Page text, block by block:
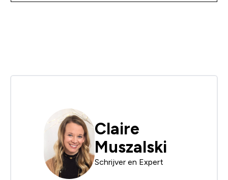
Claire
Muszalski
Schrijver en Expert